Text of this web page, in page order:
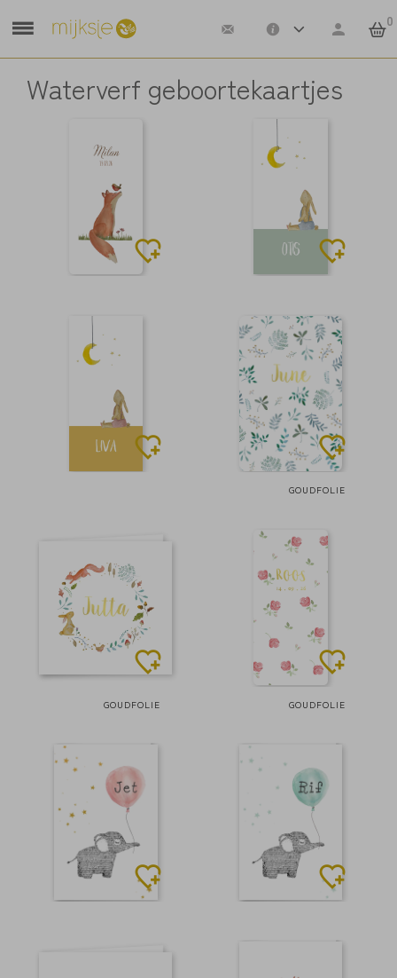
0
Waterverf geboortekaartjes
GOUDFOLIE
GOUDFOLIE GOUDFOLIE